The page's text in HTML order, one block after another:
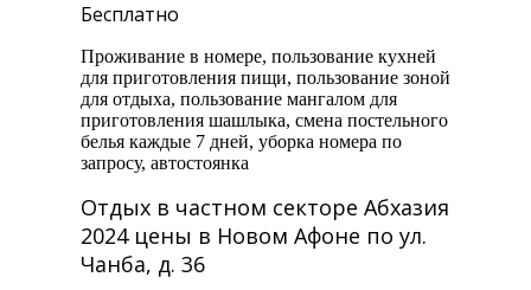
Бесплатно
Проживание в номере, пользование кухней
для приготовления пищи, пользование зоной
для отдыха, пользование мангалом для
приготовления шашлыка, смена постельного
белья каждые 7 дней, уборка номера по
запросу, автостоянка
Отдых в частном секторе Абхазия
2024 цены в Новом Афоне по ул.
Чанба, д. 36